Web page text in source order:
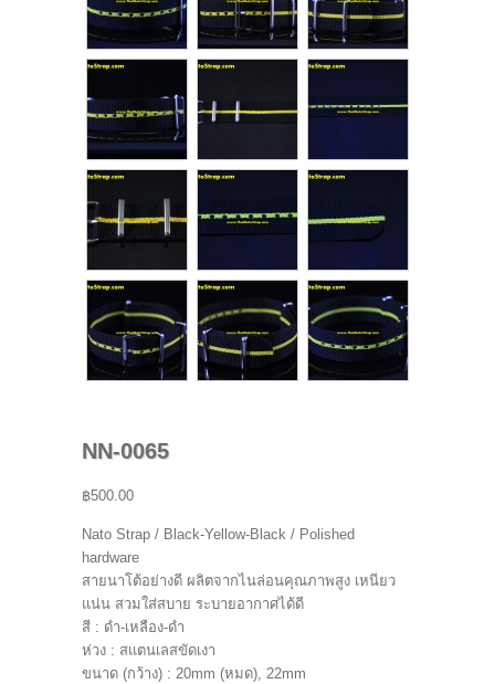
NN-0065
฿500.00
Nato Strap / Black-Yellow-Black / Polished
hardware
สายนาโต้อย่างดี ผลิตจากไนล่อนคุณภาพสูง เหนียว
แน่น สวมใส่สบาย ระบายอากาศได้ดี
สี : ดำ-เหลือง-ดำ
ห่วง : สแตนเลสขัดเงา
ขนาด (กว้าง) : 20mm (หมด), 22mm